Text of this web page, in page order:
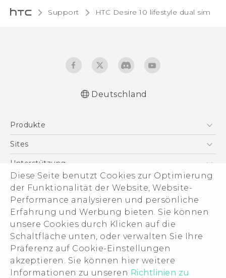
Diese Seite benutzt Cookies zur Optimierung
der Funktionalität der Website, Website-
Performance analysieren und persönliche
Erfahrung und Werbung bieten. Sie können
unsere Cookies durch Klicken auf die
Schaltfläche unten, oder verwalten Sie Ihre
Präferenz auf Cookie-Einstellungen
akzeptieren. Sie können hier weitere
Informationen zu unseren Richtlinien zu
Support HTC Desire 10 lifestyle dual sim‎
behördliche Bestimmungen
English - Quick start guide
English - User manual
English - Safety and regulatory guide
Deutschland
Produkte
Smartphones
VIVE
Zubehör
Sites
HTC Dev
HTC Vive
Unterstützung
Unterstützung
eCommerce Support
Über HTC
ESG
Impressum
Investor
Cookie Preferences
Offene Stellen
© 2011-2026 HTC Corporation
Legal Terms